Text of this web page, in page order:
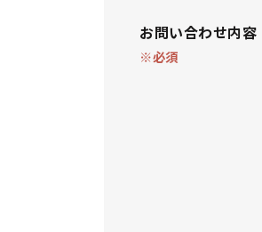
お問い合わせ内容
※必須